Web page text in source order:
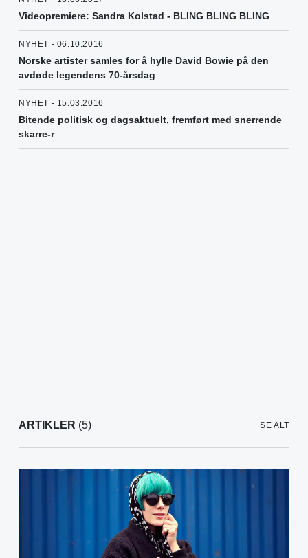
Videopremiere: Sandra Kolstad - BLING BLING BLING
NYHET - 06.10.2016
Norske artister samles for å hylle David Bowie på den
avdøde legendens 70-årsdag
NYHET - 15.03.2016
Bitende politisk og dagsaktuelt, fremført med snerrende
skarre-r
ARTIKLER (5) SE ALT